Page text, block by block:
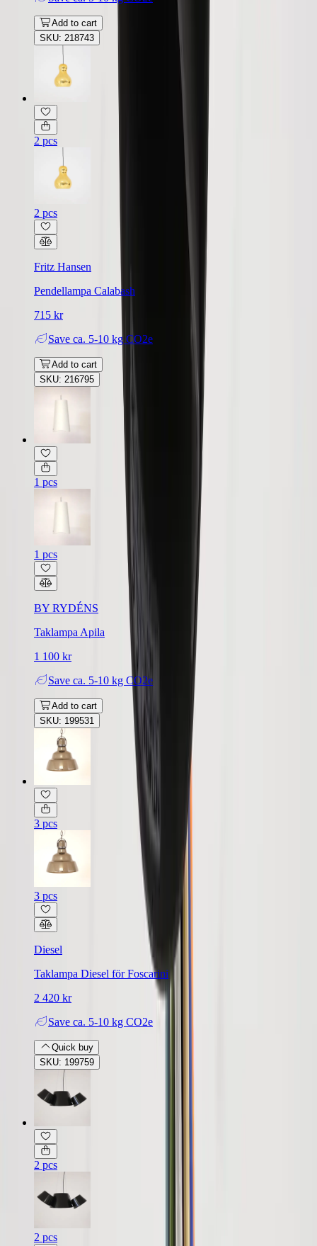
Add to cart
SKU: 218743
2 pcs
2 pcs
Fritz Hansen
Pendellampa Calabash
715 kr
Save ca. 5-10 kg CO2e
Add to cart
SKU: 216795
1 pcs
1 pcs
BY RYDÉNS
Taklampa Apila
1 100 kr
Save ca. 5-10 kg CO2e
Add to cart
SKU: 199531
3 pcs
3 pcs
Diesel
Taklampa Diesel för Foscarini
2 420 kr
Save ca. 5-10 kg CO2e
Quick buy
SKU: 199759
2 pcs
2 pcs